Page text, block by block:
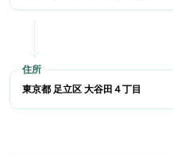
東京都 足立区 大谷田４丁目